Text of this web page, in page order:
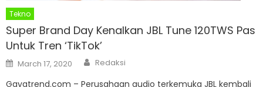
Tekno
Super Brand Day Kenalkan JBL Tune 120TWS Pas
Untuk Tren ‘TikTok’
Posted
on
March 17, 2020 Author
Redaksi
Gayatrend.com – Perusahaan audio terkemuka JBL kembali